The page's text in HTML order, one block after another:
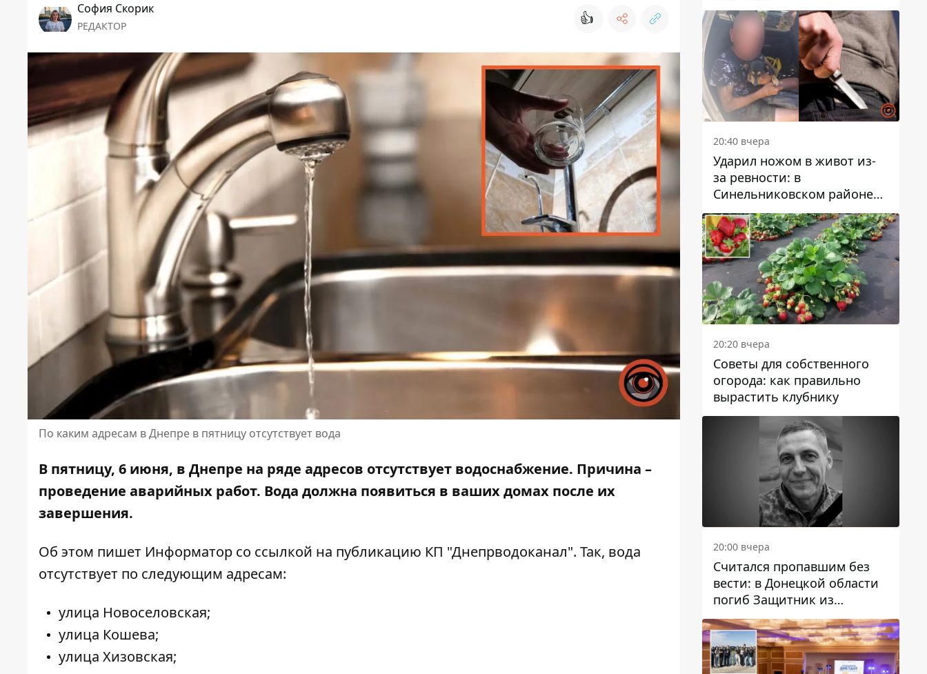
София Скорик
РЕДАКТОР 👍
По каким адресам в Днепре в пятницу отсутствует вода
В пятницу, 6 июня, в Днепре на ряде адресов отсутствует водоснабжение. Причина –
проведение аварийных работ. Вода должна появиться в ваших домах после их
завершения.
Об этом пишет Информатор со ссылкой на публикацию КП "Днепрводоканал". Так, вода
отсутствует по следующим адресам:
улица Новоселовская;
улица Кошева;
улица Хизовская;
20:40 вчера
Ударил ножом в живот из-
за ревности: в
Синельниковском районе
задержали 49-летнего
мужчину за убийство
20:20 вчера
Советы для собственного
огорода: как правильно
вырастить клубнику
20:00 вчера
Считался пропавшим без
вести: в Донецкой области
погиб Защитник из
Каменского Антон
Красовский